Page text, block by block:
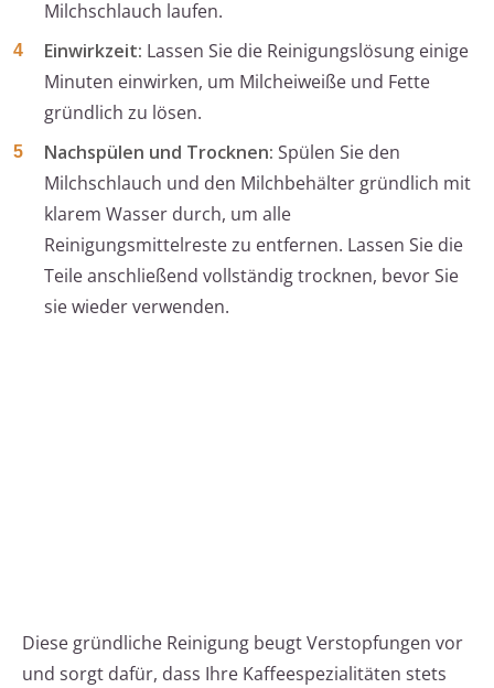
Milchschlauch laufen.
Einwirkzeit: Lassen Sie die Reinigungslösung einige
Minuten einwirken, um Milcheiweiße und Fette
gründlich zu lösen.
Nachspülen und Trocknen: Spülen Sie den
Milchschlauch und den Milchbehälter gründlich mit
klarem Wasser durch, um alle
Reinigungsmittelreste zu entfernen. Lassen Sie die
Teile anschließend vollständig trocknen, bevor Sie
sie wieder verwenden.
Diese gründliche Reinigung beugt Verstopfungen vor
und sorgt dafür, dass Ihre Kaffeespezialitäten stets